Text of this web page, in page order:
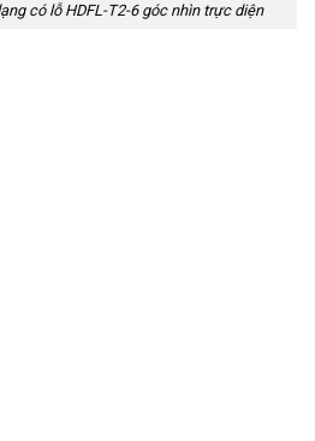
có lỗ HDFL-T2-6 góc nhìn trực diện